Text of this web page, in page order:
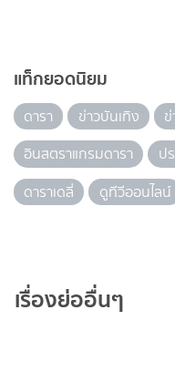
แท็กยอดนิยม
ดารา ข่าวบันเทิง
อินสตราแกรมดารา
ป
ดาราเดลี่
ดูทีวีออนไลน์
เรื่องย่ออื่นๆ